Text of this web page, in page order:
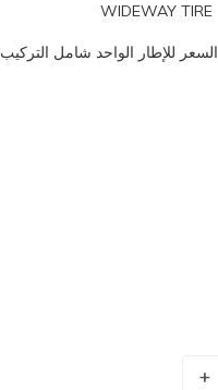
WIDEWAY TIRE
السعر للإطار الواحد شامل التركيب
+